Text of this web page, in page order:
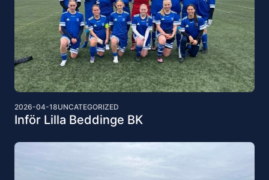
2026-04-18UNCATEGORIZED
Inför Lilla Beddinge BK